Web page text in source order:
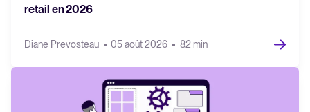
retail en 2026
Diane Prevosteau 05 août 2026 82 min